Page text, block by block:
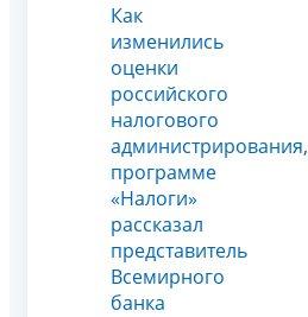
Как
изменились
оценки
российского
налогового
администрирования,
программе
«Налоги»
рассказал
представитель
Всемирного
банка